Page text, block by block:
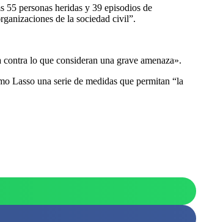
55 personas heridas y 39 episodios de
de la sociedad civil”.
lo que consideran una grave amenaza».
Lasso una serie de medidas que permitan “la